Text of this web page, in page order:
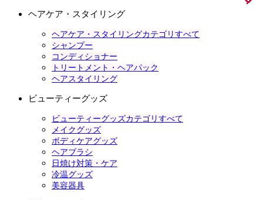
ヘアケア・スタイリング
ヘアケア・スタイリングカテゴリすべて
シャンプー
コンディショナー
トリートメント・ヘアパック
ヘアスタイリング
ビューティーグッズ
ビューティーグッズカテゴリすべて
メイクグッズ
ボディケアグッズ
ヘアブラシ
日焼け対策・ケア
冷温グッズ
美容器具